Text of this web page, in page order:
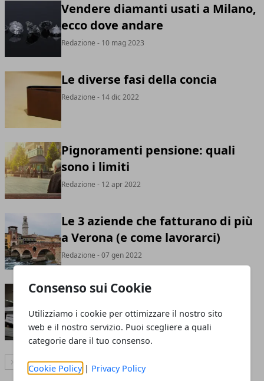
Consenso sui Cookie
Utilizziamo i cookie per ottimizzare il nostro sito
web e il nostro servizio. Puoi scegliere a quali
categorie dare il tuo consenso.
Cookie Policy | Privacy Policy
Vendere diamanti usati a Milano,
ecco dove andare
Redazione - 10 mag 2023
Le diverse fasi della concia
Redazione - 14 dic 2022
Pignoramenti pensione: quali
sono i limiti
Redazione - 12 apr 2022
Le 3 aziende che fatturano di più
a Verona (e come lavorarci)
Redazione - 07 gen 2022
Tasse e contributi: le cose da
sapere sul modello F24
Redazione- 31 ago 2021
Articolo Successivo